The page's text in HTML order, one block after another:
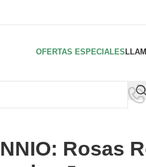
OFERTAS ESPECIALES
Rosas